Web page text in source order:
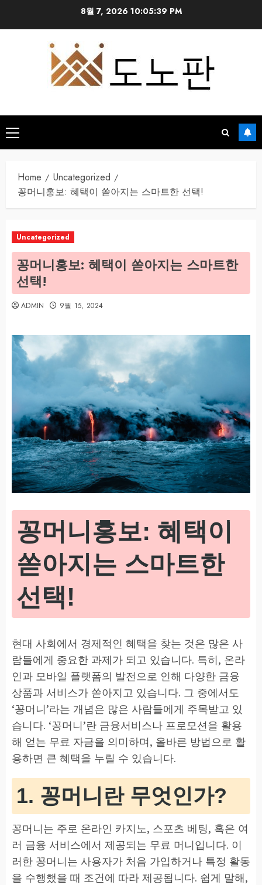
8월 7, 2026 10:05:40 PM
Primary
Menu
Home
Uncategorized
꽁머니홍보: 혜택이 쏟아지는 스마트한 선택!
Uncategorized
꽁머니홍보: 혜택이 쏟아지는 스마트한
선택!
ADMIN 9월 15, 2024
꽁머니홍보: 혜택이
쏟아지는 스마트한
선택!
현대 사회에서 경제적인 혜택을 찾는 것은 많은 사
람들에게 중요한 과제가 되고 있습니다. 특히, 온라
인과 모바일 플랫폼의 발전으로 인해 다양한 금융
상품과 서비스가 쏟아지고 있습니다. 그 중에서도
‘꽁머니’라는 개념은 많은 사람들에게 주목받고 있
습니다. ‘꽁머니’란 금융서비스나 프로모션을 활용
해 얻는 무료 자금을 의미하며, 올바른 방법으로 활
용하면 큰 혜택을 누릴 수 있습니다.
1. 꽁머니란 무엇인가?
꽁머니는 주로 온라인 카지노, 스포츠 베팅, 혹은 여
러 금융 서비스에서 제공되는 무료 머니입니다. 이
러한 꽁머니는 사용자가 처음 가입하거나 특정 활동
을 수행했을 때 조건에 따라 제공됩니다. 쉽게 말해,